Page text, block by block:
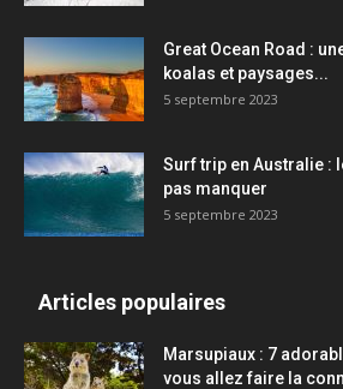
Great Ocean Road :
koalas et paysages...
5 septembre 2023
Surf trip en Australie :
pas manquer
5 septembre 2023
Articles populaires
Marsupiaux : 7
vous allez faire la